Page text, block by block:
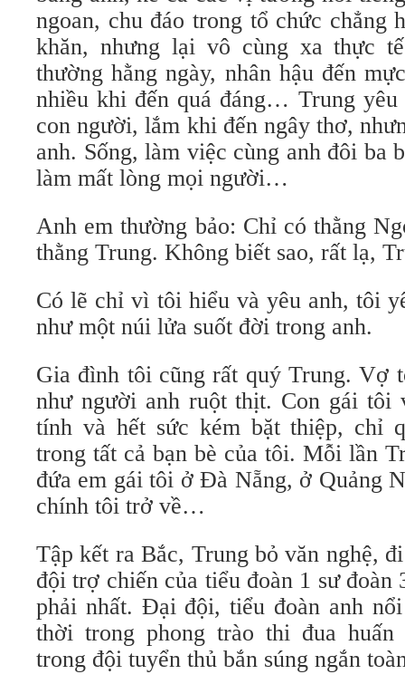
ngoan, chu đáo trong tổ chức chẳng
khăn, nhưng lại vô cùng xa thực
thường hằng ngày, nhân hậu đến
nhiều khi đến quá đáng… Trung
con người, lắm khi đến ngây thơ,
anh. Sống, làm việc cùng anh đôi ba
làm mất lòng mọi người…
Anh em thường bảo: Chỉ có thằng
thằng Trung. Không biết sao, rất lạ,
Có lẽ chỉ vì tôi hiểu và yêu anh, tôi
như một núi lửa suốt đời trong anh.
Gia đình tôi cũng rất quý Trung. Vợ
như người anh ruột thịt. Con gái tôi
tính và hết sức kém bặt thiệp, chỉ
trong tất cả bạn bè của tôi. Mỗi lần
đứa em gái tôi ở Đà Nẵng, ở Quảng
chính tôi trở về…
Tập kết ra Bắc, Trung bỏ văn nghệ,
đội trợ chiến của tiểu đoàn 1 sư
phải nhất. Đại đội, tiểu đoàn anh
thời trong phong trào thi đua
trong đội tuyển thủ bắn súng ngắn